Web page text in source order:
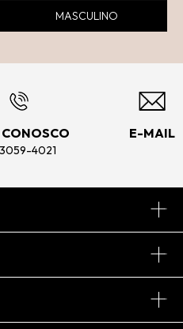
MASCULINO
CONOSCO
3059-4021
E-MAIL